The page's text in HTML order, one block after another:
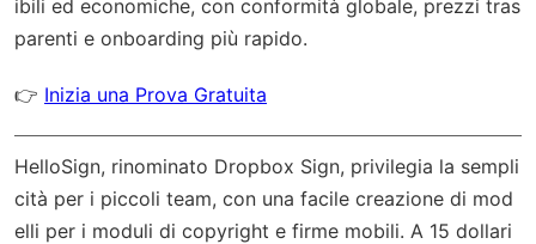
ibili ed economiche, con conformità globale, prezzi tras
parenti e onboarding più rapido.
👉 Inizia una Prova Gratuita
HelloSign, rinominato Dropbox Sign, privilegia la sempli
cità per i piccoli team, con una facile creazione di mod
elli per i moduli di copyright e firme mobili. A 15 dollari